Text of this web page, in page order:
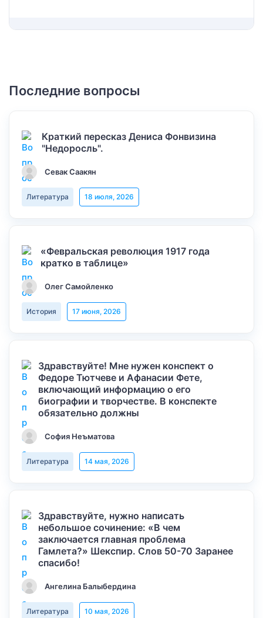
Последние вопросы
Краткий пересказ Дениса Фонвизина
"Недоросль".
Севак Саакян
Литература 18 июля, 2026
«Февральская революция 1917 года
кратко в таблице»
Олег Самойленко
История 17 июня, 2026
Здравствуйте! Мне нужен конспект о
Федоре Тютчеве и Афанасии Фете,
включающий информацию о его
биографии и творчестве. В конспекте
обязательно должны
София Неъматова
Литература 14 мая, 2026
Здравствуйте, нужно написать
небольшое сочинение: «В чем
заключается главная проблема
Гамлета?» Шекспир. Слов 50-70 Заранее
спасибо!
Ангелина Балыбердина
Литература 10 мая, 2026